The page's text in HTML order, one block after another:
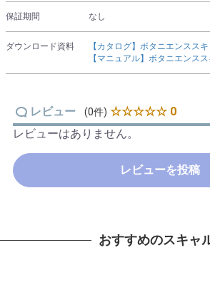
保証期間 なし
ダウンロード資料
【カタログ】ボタニエンスス
【マニュアル】ボタニエンス
レビュー (0件) ☆☆☆☆☆ 0
レビューはありません。
レビューを投稿
おすすめのスキャ